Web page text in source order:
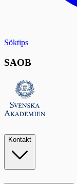
Söktips
SAOB
Kontakt